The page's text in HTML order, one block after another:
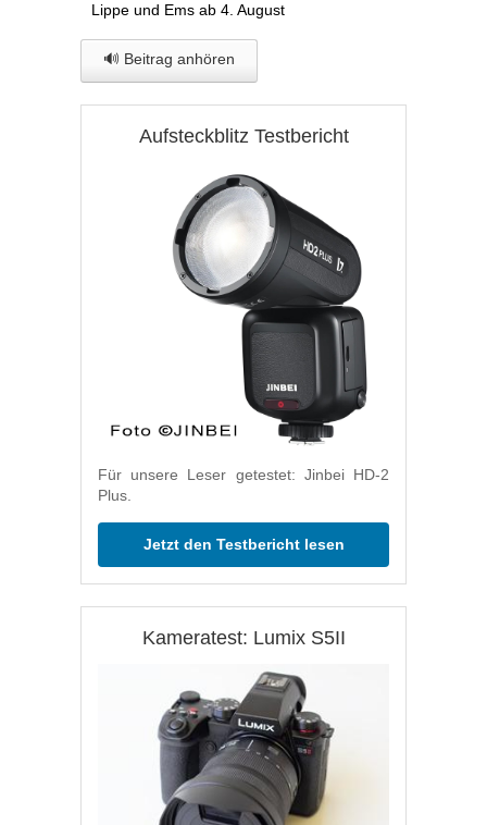
Lippe und Ems ab 4. August
🔊 Beitrag anhören
Aufsteckblitz Testbericht
Für unsere Leser getestet: Jinbei HD-2
Plus.
Jetzt den Testbericht lesen
Kameratest: Lumix S5II